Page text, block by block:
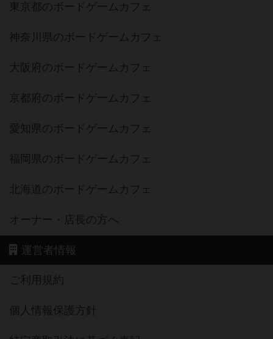
東京都のボードゲームカフェ
神奈川県のボードゲームカフェ
大阪府のボードゲームカフェ
京都府のボードゲームカフェ
愛知県のボードゲームカフェ
福岡県のボードゲームカフェ
北海道のボードゲームカフェ
オーナー・店長の方へ
運営者情報
ご利用規約
個人情報保護方針